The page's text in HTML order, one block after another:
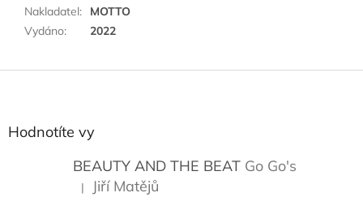
Nakladatel:
MOTTO
Vydáno: 2022
Z
Hodnotíte vy
BEAUTY AND THE BEAT Go Go's
Hodnocení produktu je 5 z 5 hvězdiček.
| Jiří Matějů